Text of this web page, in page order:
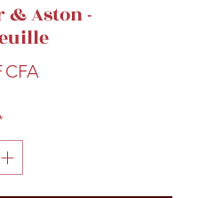
Aston -
CFA